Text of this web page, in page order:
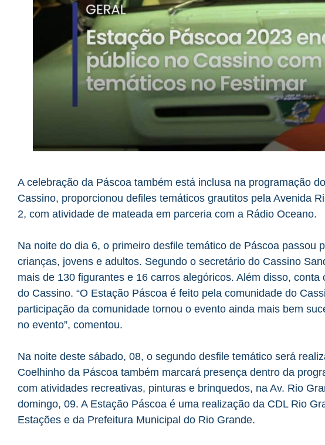
A celebração da Páscoa também está inclusa na programação
Cassino, proporcionou defiles temáticos grautitos pela Avenida
2, com atividade de mateada em parceria com a Rádio Oceano.
Na noite do dia 6, o primeiro desfile temático de Páscoa passou
crianças, jovens e adultos. Segundo o secretário do Cassino
mais de 130 figurantes e 16 carros alegóricos. Além disso,
do Cassino. “O Estação Páscoa é feito pela comunidade do
participação da comunidade tornou o evento ainda mais bem
no evento”, comentou.
Na noite deste sábado, 08, o segundo desfile temático será
Coelhinho da Páscoa também marcará presença dentro da
com atividades recreativas, pinturas e brinquedos, na Av. Rio
domingo, 09. A Estação Páscoa é uma realização da CDL Rio
Estações e da Prefeitura Municipal do Rio Grande.